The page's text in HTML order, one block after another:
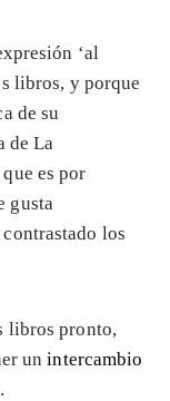
‘al
libros, y porque
de su
de La
es por
gusta
los
libros pronto,
unintercambio